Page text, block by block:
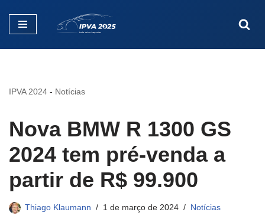
Pular
IPVA 2024 - Notícias
Nova BMW R 1300 GS
2024 tem pré-venda a
partir de R$ 99.900
Thiago Klaumann 1 de março de 2024 Notícias